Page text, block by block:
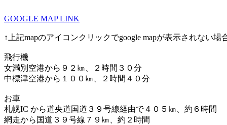
GOOGLE MAP LINK
↑上記mapのアイコンクリックでgoogle mapが表示されない場
飛行機
女満別空港から９２㎞、２時間３０分
中標津空港から１００㎞、２時間４０分
お車
札幌IC から道央道国道３９号線経由で４０５㎞、約６時間
網走から国道３９号線７９㎞、約２時間